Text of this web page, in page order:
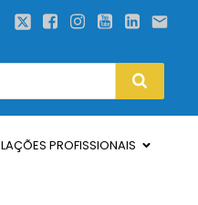
PROFISSIONAIS